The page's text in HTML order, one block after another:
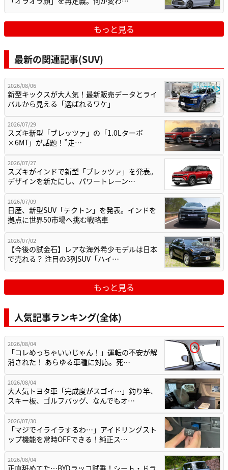
もっと見る
最新の関連記事(SUV)
2026/08/06
新型キックスが大人気！最新販売データとライ
バルから見える「選ばれるワケ」
2026/07/29
スズキ新型「ブレッツァ」の「1.0Lターボ
×6MT」が話題！”走…
2026/07/27
スズキがインドで新型「ブレッツァ」を発表。
デザインを新たにし、パワートレーン…
2026/07/09
日産、新型SUV「テクトン」を発表。インドを
拠点に世界50市場へ挑む戦略車
2026/07/02
【今後の試金石】レアな海外希少モデルは日本
で売れる？ 注目の3列SUV「ハイ…
もっと見る
人気記事ランキング(全体)
2026/08/04
「コレめっちゃいいじゃん！」運転の不安が解
消された！ あらゆる車種に対応。死…
2026/08/04
大人気トヨタ車「完成度がスゴイ…」釣り竿、
スキー板、ゴルフバッグ、なんでもオ…
2026/07/30
「マジでイライラするわ…」アイドリングスト
ップ機能を常時OFFできる！純正ス…
2026/08/04
正直舐めてた…BYDラッコ試乗！シート・ドラ